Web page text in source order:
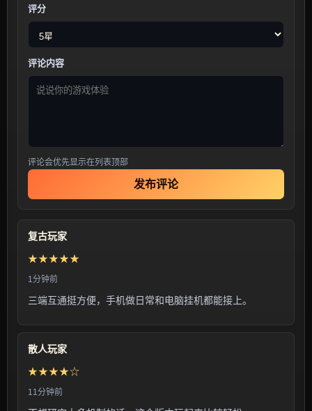
评分
评论内容
评论会优先显示在列表顶部
发布评论
复古玩家
★★★★★
1分钟前
三端互通挺方便，手机做日常和电脑挂机都能接上。
散人玩家
★★★★☆
11分钟前